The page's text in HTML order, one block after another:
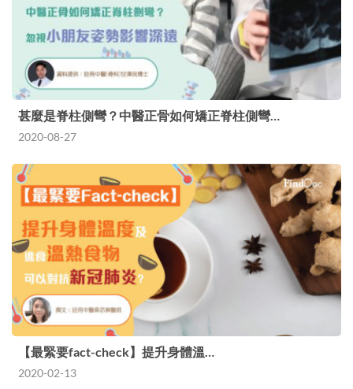
甚麼是脊柱側彎？中醫正骨如何矯正脊柱側彎…
2020-08-27
【最緊要fact-check】提升身體溫…
2020-02-13